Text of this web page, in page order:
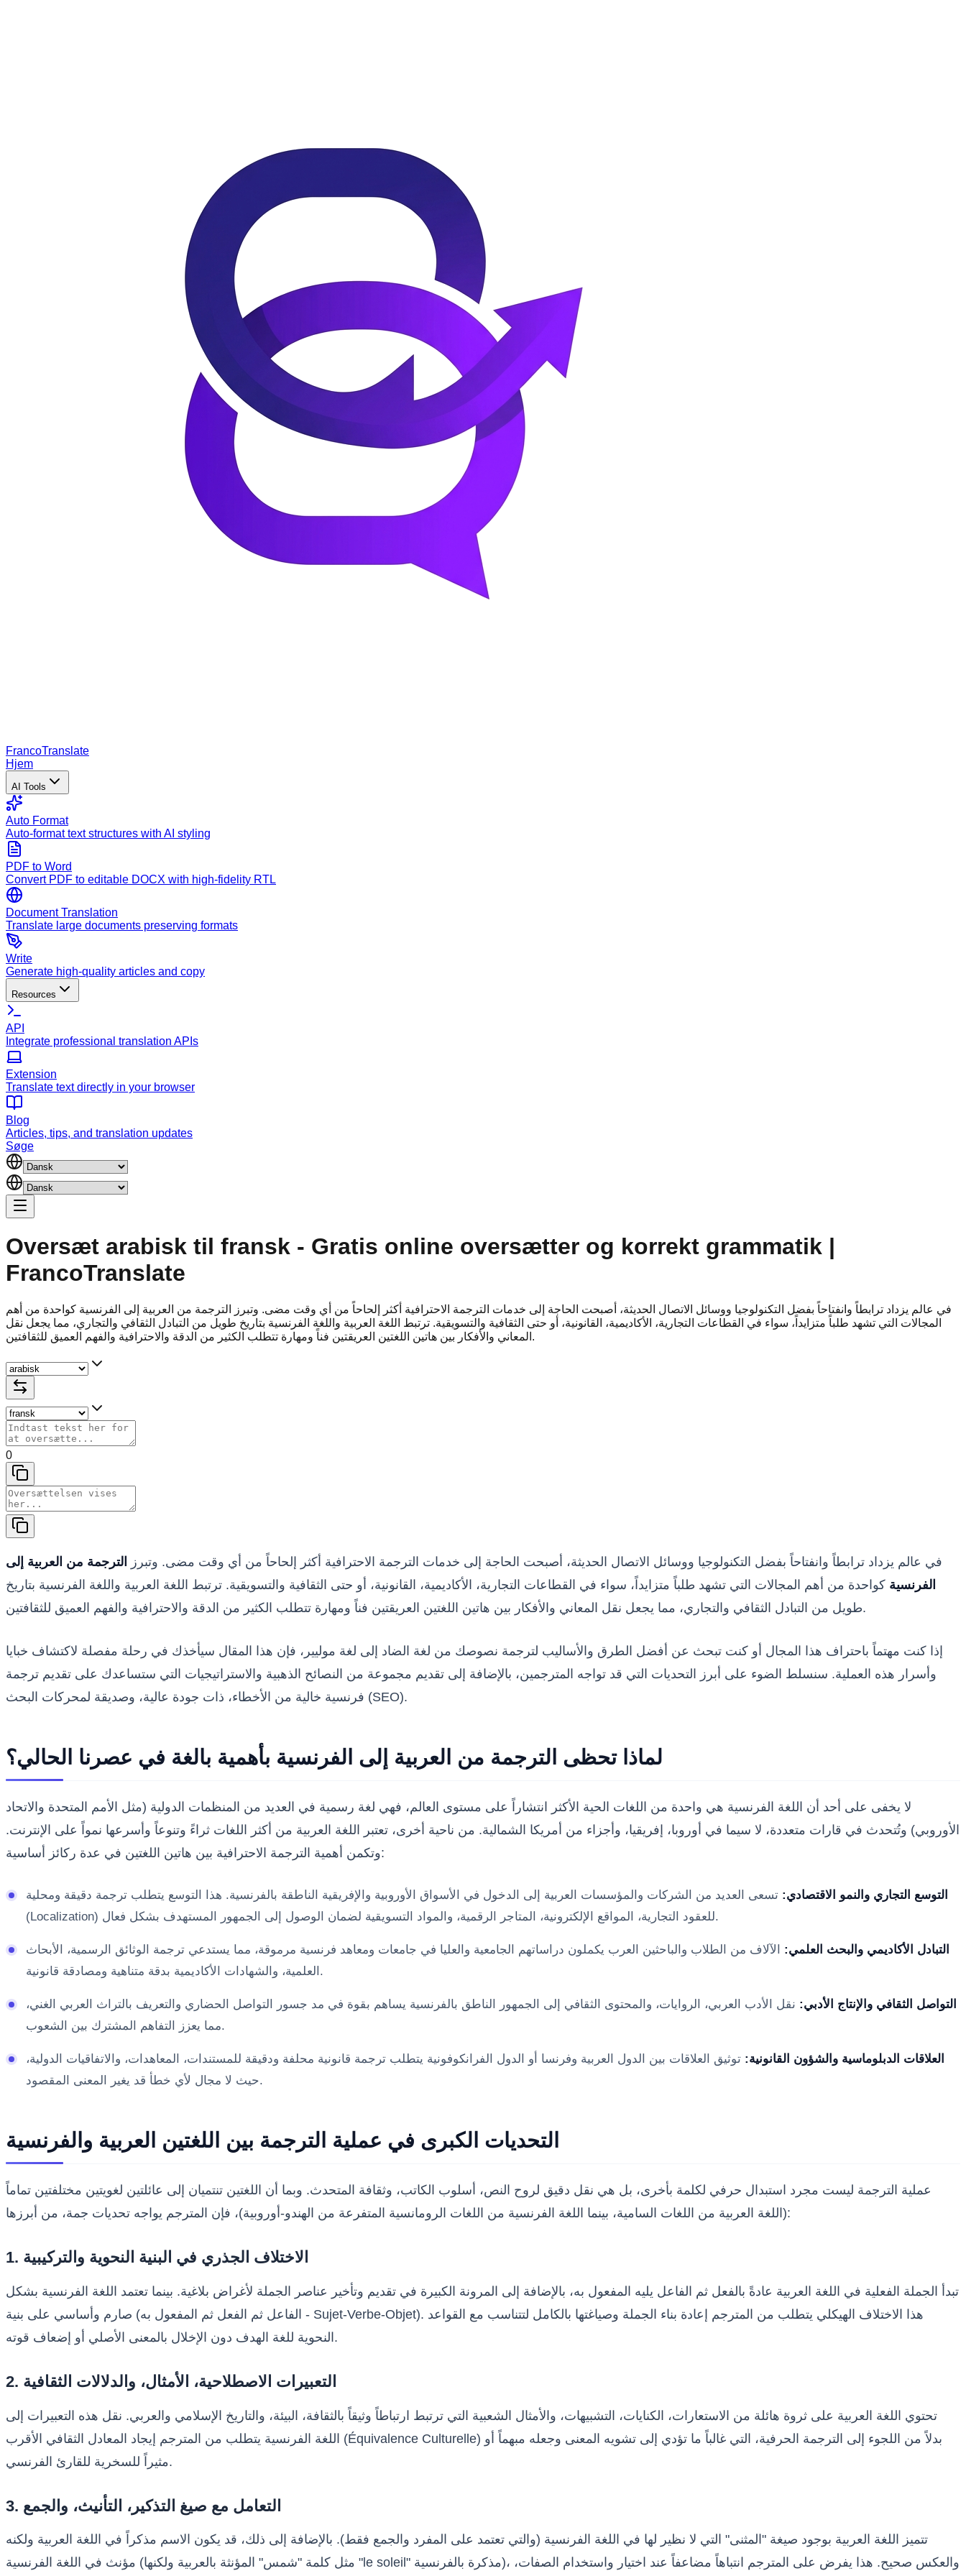
FrancoTranslate
Hjem
AI Tools
Auto Format
Auto-format text structures with AI styling
PDF to Word
Convert PDF to editable DOCX with high-fidelity RTL
Document Translation
Translate large documents preserving formats
Write
Generate high-quality articles and copy
Resources
API
Integrate professional translation APIs
Extension
Translate text directly in your browser
Blog
Articles, tips, and translation updates
Søge
Oversæt arabisk til fransk - Gratis online oversætter og korrekt grammatik |
FrancoTranslate
في عالم يزداد ترابطاً وانفتاحاً بفضل التكنولوجيا ووسائل الاتصال الحديثة، أصبحت الحاجة إلى خدمات الترجمة الاحترافية أكثر إلحاحاً من أي وقت مضى. وتبرز الترجمة من العربية إلى الفرنسية كواحدة من أهم
المجالات التي تشهد طلباً متزايداً، سواء في القطاعات التجارية، الأكاديمية، القانونية، أو حتى الثقافية والتسويقية. ترتبط اللغة العربية واللغة الفرنسية بتاريخ طويل من التبادل الثقافي والتجاري، مما يجعل نقل
المعاني والأفكار بين هاتين اللغتين العريقتين فناً ومهارة تتطلب الكثير من الدقة والاحترافية والفهم العميق للثقافتين.
0
في عالم يزداد ترابطاً وانفتاحاً بفضل التكنولوجيا ووسائل الاتصال الحديثة، أصبحت الحاجة إلى خدمات الترجمة الاحترافية أكثر إلحاحاً من أي وقت مضى. وتبرز
الترجمة من العربية إلى
الفرنسية كواحدة من أهم المجالات التي تشهد طلباً متزايداً، سواء في القطاعات التجارية، الأكاديمية، القانونية، أو حتى الثقافية والتسويقية. ترتبط اللغة العربية واللغة الفرنسية بتاريخ
طويل من التبادل الثقافي والتجاري، مما يجعل نقل المعاني والأفكار بين هاتين اللغتين العريقتين فناً ومهارة تتطلب الكثير من الدقة والاحترافية والفهم العميق للثقافتين.
إذا كنت مهتماً باحتراف هذا المجال أو كنت تبحث عن أفضل الطرق والأساليب لترجمة نصوصك من لغة الضاد إلى لغة موليير، فإن هذا المقال سيأخذك في رحلة مفصلة لاكتشاف خبايا
وأسرار هذه العملية. سنسلط الضوء على أبرز التحديات التي قد تواجه المترجمين، بالإضافة إلى تقديم مجموعة من النصائح الذهبية والاستراتيجيات التي ستساعدك على تقديم ترجمة
فرنسية خالية من الأخطاء، ذات جودة عالية، وصديقة لمحركات البحث (SEO).
لماذا تحظى الترجمة من العربية إلى الفرنسية بأهمية بالغة في عصرنا الحالي؟
لا يخفى على أحد أن اللغة الفرنسية هي واحدة من اللغات الحية الأكثر انتشاراً على مستوى العالم، فهي لغة رسمية في العديد من المنظمات الدولية (مثل الأمم المتحدة والاتحاد
الأوروبي) وتُتحدث في قارات متعددة، لا سيما في أوروبا، إفريقيا، وأجزاء من أمريكا الشمالية. من ناحية أخرى، تعتبر اللغة العربية من أكثر اللغات ثراءً وتنوعاً وأسرعها نمواً على الإنترنت.
وتكمن أهمية الترجمة الاحترافية بين هاتين اللغتين في عدة ركائز أساسية:
التوسع التجاري والنمو الاقتصادي: تسعى العديد من الشركات والمؤسسات العربية إلى الدخول في الأسواق الأوروبية والإفريقية الناطقة بالفرنسية. هذا التوسع يتطلب ترجمة دقيقة ومحلية
(Localization) للعقود التجارية، المواقع الإلكترونية، المتاجر الرقمية، والمواد التسويقية لضمان الوصول إلى الجمهور المستهدف بشكل فعال.
التبادل الأكاديمي والبحث العلمي: الآلاف من الطلاب والباحثين العرب يكملون دراساتهم الجامعية والعليا في جامعات ومعاهد فرنسية مرموقة، مما يستدعي ترجمة الوثائق الرسمية، الأبحاث
العلمية، والشهادات الأكاديمية بدقة متناهية ومصادقة قانونية.
التواصل الثقافي والإنتاج الأدبي: نقل الأدب العربي، الروايات، والمحتوى الثقافي إلى الجمهور الناطق بالفرنسية يساهم بقوة في مد جسور التواصل الحضاري والتعريف بالتراث العربي الغني،
مما يعزز التفاهم المشترك بين الشعوب.
العلاقات الدبلوماسية والشؤون القانونية: توثيق العلاقات بين الدول العربية وفرنسا أو الدول الفرانكوفونية يتطلب ترجمة قانونية محلفة ودقيقة للمستندات، المعاهدات، والاتفاقيات الدولية،
حيث لا مجال لأي خطأ قد يغير المعنى المقصود.
التحديات الكبرى في عملية الترجمة بين اللغتين العربية والفرنسية
عملية الترجمة ليست مجرد استبدال حرفي لكلمة بأخرى، بل هي نقل دقيق لروح النص، أسلوب الكاتب، وثقافة المتحدث. وبما أن اللغتين تنتميان إلى عائلتين لغويتين مختلفتين تماماً
(اللغة العربية من اللغات السامية، بينما اللغة الفرنسية من اللغات الرومانسية المتفرعة من الهندو-أوروبية)، فإن المترجم يواجه تحديات جمة، من أبرزها:
1. الاختلاف الجذري في البنية النحوية والتركيبية
تبدأ الجملة الفعلية في اللغة العربية عادةً بالفعل ثم الفاعل يليه المفعول به، بالإضافة إلى المرونة الكبيرة في تقديم وتأخير عناصر الجملة لأغراض بلاغية. بينما تعتمد اللغة الفرنسية بشكل
صارم وأساسي على بنية (الفاعل ثم الفعل ثم المفعول به - Sujet-Verbe-Objet). هذا الاختلاف الهيكلي يتطلب من المترجم إعادة بناء الجملة وصياغتها بالكامل لتتناسب مع القواعد
النحوية للغة الهدف دون الإخلال بالمعنى الأصلي أو إضعاف قوته.
2. التعبيرات الاصطلاحية، الأمثال، والدلالات الثقافية
تحتوي اللغة العربية على ثروة هائلة من الاستعارات، الكنايات، التشبيهات، والأمثال الشعبية التي ترتبط ارتباطاً وثيقاً بالثقافة، البيئة، والتاريخ الإسلامي والعربي. نقل هذه التعبيرات إلى
اللغة الفرنسية يتطلب من المترجم إيجاد المعادل الثقافي الأقرب (Équivalence Culturelle) بدلاً من اللجوء إلى الترجمة الحرفية، التي غالباً ما تؤدي إلى تشويه المعنى وجعله مبهماً أو
مثيراً للسخرية للقارئ الفرنسي.
3. التعامل مع صيغ التذكير، التأنيث، والجمع
تتميز اللغة العربية بوجود صيغة "المثنى" التي لا نظير لها في اللغة الفرنسية (والتي تعتمد على المفرد والجمع فقط). بالإضافة إلى ذلك، قد يكون الاسم مذكراً في اللغة العربية ولكنه
مؤنث في اللغة الفرنسية (مثل كلمة "شمس" المؤنثة بالعربية ولكنها "le soleil" مذكرة بالفرنسية)، والعكس صحيح. هذا يفرض على المترجم انتباهاً مضاعفاً عند اختيار واستخدام الصفات،